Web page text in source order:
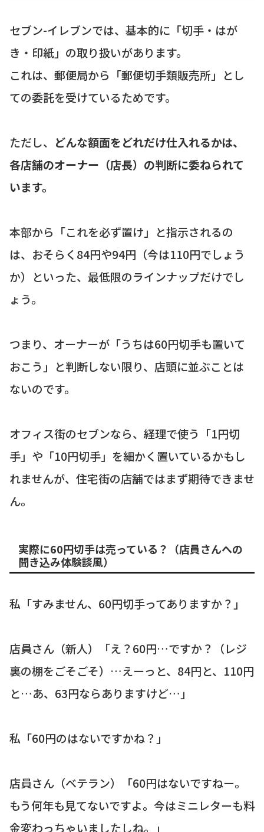
セブン-イレブンでは、基本的に「切手・はが
き・印紙」の取り扱いがあります。
これは、郵便局から「郵便切手類販売所」とし
ての委託を受けているためです。
ただし、 どんな額面をどれだけ仕入れるかは、
各店舗のオーナー（店長）の判断に委ねられて
います。
本部から「これを必ず置け」と指示されるの
は、おそらく84円や94円（今は110円でしょう
か）といった、最低限のラインナップだけでし
ょう。
つまり、オーナーが「うちは60円切手も置いて
おこう」と判断しない限り、店頭に並ぶことは
ないのです。
オフィス街のセブンなら、経理で使う「1円切
手」や「10円切手」を細かく置いているかもし
れませんが、住宅街の店舗ではまず期待できませ
ん。
実際に60円切手は売っている？（店員さんへの
聞き込み体験談風）
私「すみません、60円切手ってありますか？」
店員さん（新人）「え？60円…ですか？（レジ
裏の棚をごそごそ）…えーっと、84円と、110円
と…あ、63円ならありますけど…」
私「60円のはないですかね？」
店員さん（ベテラン）「60円はないですねー。
もう何年も見てないですよ。今はミニレターも料
金変わっちゃいましたしね。」